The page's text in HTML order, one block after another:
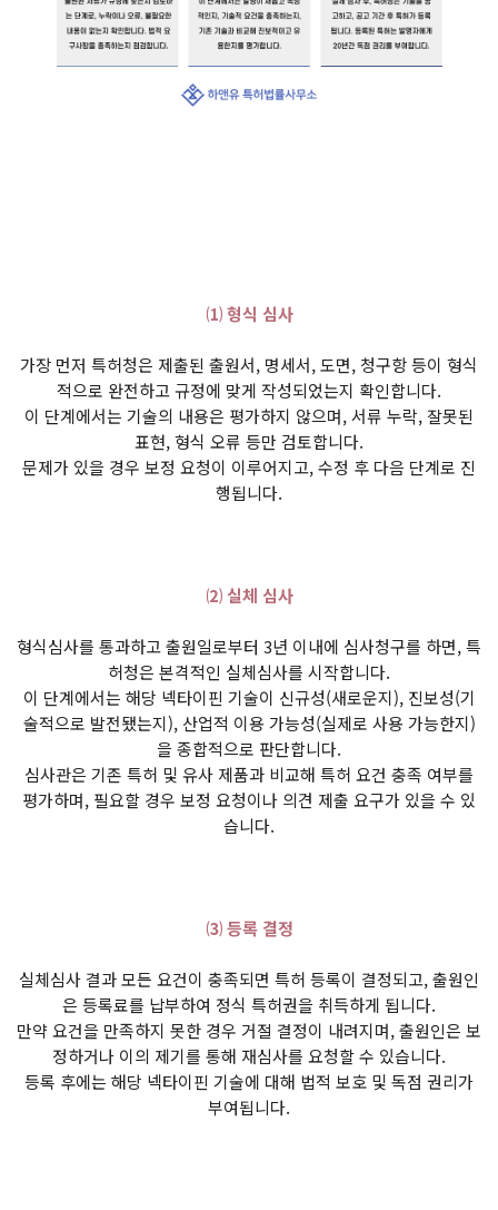
⑴ 형식 심사
가장 먼저 특허청은 제출된 출원서, 명세서, 도면, 청구항 등이 형식
적으로 완전하고 규정에 맞게 작성되었는지 확인합니다.
이 단계에서는 기술의 내용은 평가하지 않으며, 서류 누락, 잘못된
표현, 형식 오류 등만 검토합니다.
문제가 있을 경우 보정 요청이 이루어지고, 수정 후 다음 단계로 진
행됩니다.
⑵ 실체 심사
형식심사를 통과하고 출원일로부터 3년 이내에 심사청구를 하면, 특
허청은 본격적인 실체심사를 시작합니다.
이 단계에서는 해당 넥타이핀 기술이 신규성(새로운지), 진보성(기
술적으로 발전됐는지), 산업적 이용 가능성(실제로 사용 가능한지)
을 종합적으로 판단합니다.
심사관은 기존 특허 및 유사 제품과 비교해 특허 요건 충족 여부를
평가하며, 필요할 경우 보정 요청이나 의견 제출 요구가 있을 수 있
습니다.
⑶ 등록 결정
실체심사 결과 모든 요건이 충족되면 특허 등록이 결정되고, 출원인
은 등록료를 납부하여 정식 특허권을 취득하게 됩니다.
만약 요건을 만족하지 못한 경우 거절 결정이 내려지며, 출원인은 보
정하거나 이의 제기를 통해 재심사를 요청할 수 있습니다.
등록 후에는 해당 넥타이핀 기술에 대해 법적 보호 및 독점 권리가
부여됩니다.